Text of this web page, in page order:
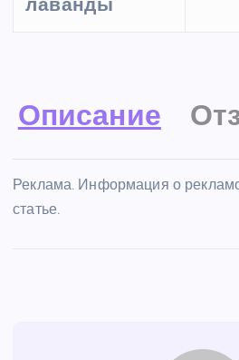
Описание
Реклама. Информация о
статье.